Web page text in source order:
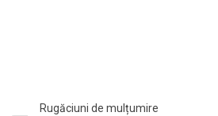
Rugăciuni de mulțumire